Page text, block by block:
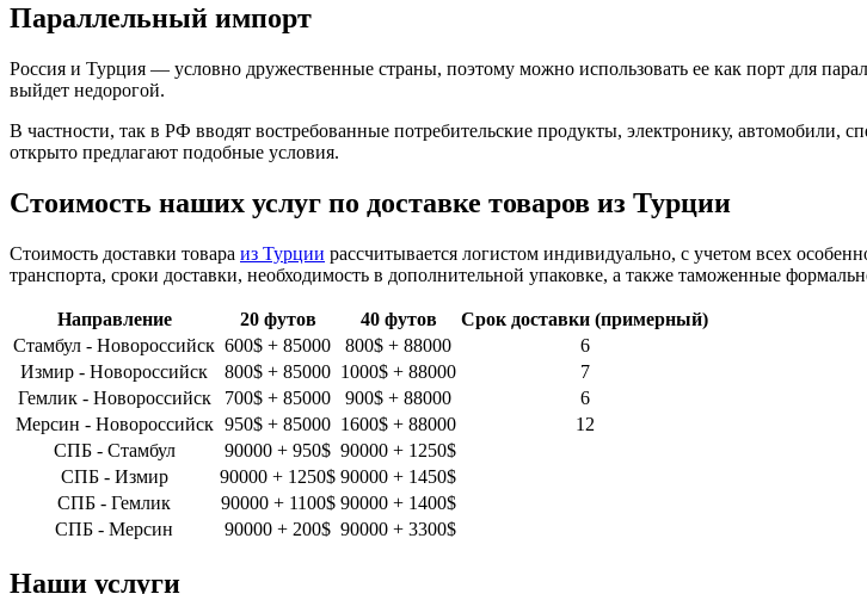
Параллельный импорт
Россия и Турция — условно дружественные страны, поэтому можно использовать ее как порт для
выйдет недорогой.
В частности, так в РФ вводят востребованные потребительские продукты, электронику, автомобили,
открыто предлагают подобные условия.
Стоимость наших услуг по доставке товаров из Турции
Стоимость доставки товара из Турции рассчитывается логистом индивидуально, с учетом всех
транспорта, сроки доставки, необходимость в дополнительной упаковке, а также таможенные
Направление 20 футов 40 футов
Срок доставки (примерный)
Стамбул - Новороссийск 600$ + 85000 800$ + 88000
6
Измир - Новороссийск
800$ + 85000 1000$ + 88000
7
Гемлик - Новороссийск
700$ + 85000 900$ + 88000
6
Мерсин - Новороссийск 950$ + 85000 1600$ + 88000
12
СПБ - Стамбул
90000 + 950$ 90000 + 1250$
СПБ - Измир
90000 + 1250$ 90000 + 1450$
СПБ - Гемлик
90000 + 1100$ 90000 + 1400$
СПБ - Мерсин
90000 + 200$ 90000 + 3300$
Наши услуги